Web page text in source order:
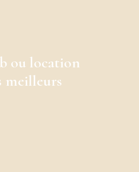
ou location
meilleurs